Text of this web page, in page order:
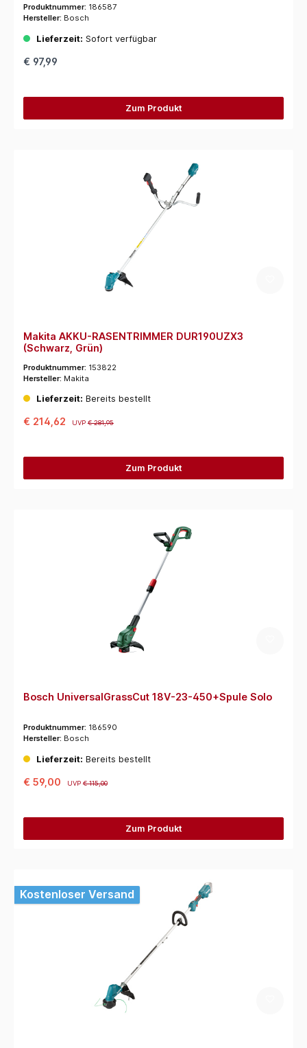
Produktnummer: 186587
Hersteller: Bosch
Lieferzeit: Sofort verfügbar
€ 97,99
Zum Produkt
Makita AKKU-RASENTRIMMER DUR190UZX3
(Schwarz, Grün)
Produktnummer: 153822
Hersteller: Makita
Lieferzeit: Bereits bestellt
€ 214,62 UVP€ 281,95
Zum Produkt
Bosch UniversalGrassCut 18V-23-450+Spule Solo
Produktnummer: 186590
Hersteller: Bosch
Lieferzeit: Bereits bestellt
€ 59,00 UVP€ 115,00
Zum Produkt
Kostenloser Versand